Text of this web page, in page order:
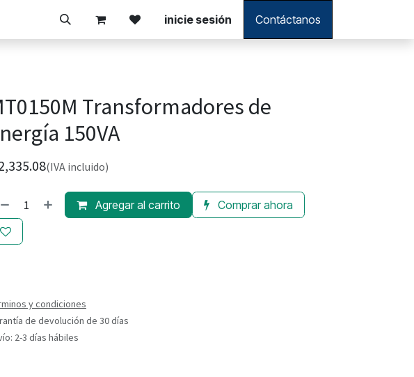
inicie sesión Contáctanos
Transformadores de
150VA
(IVA incluido)
Agregar al carrito Comprar ahora
y condiciones
de devolución de 30 días
2-3 días hábiles